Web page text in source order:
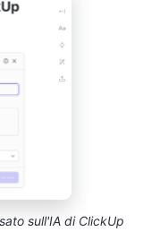
sull'IA di ClickUp